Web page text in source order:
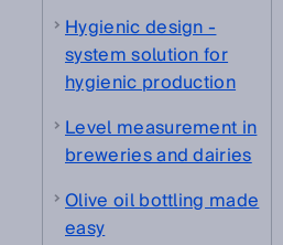
Hygienic design -
system solution for
hygienic production
Level measurement in
breweries and dairies
Olive oil bottling made
easy